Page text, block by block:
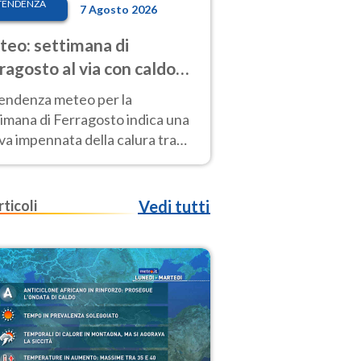
7 Agosto 2026
settimana di
al via con caldo
e qualche temporale
meteo per la
di Ferragosto indica una
impennata della calura tra
14 agosto, con nuovi rialzi
Vedi tutti